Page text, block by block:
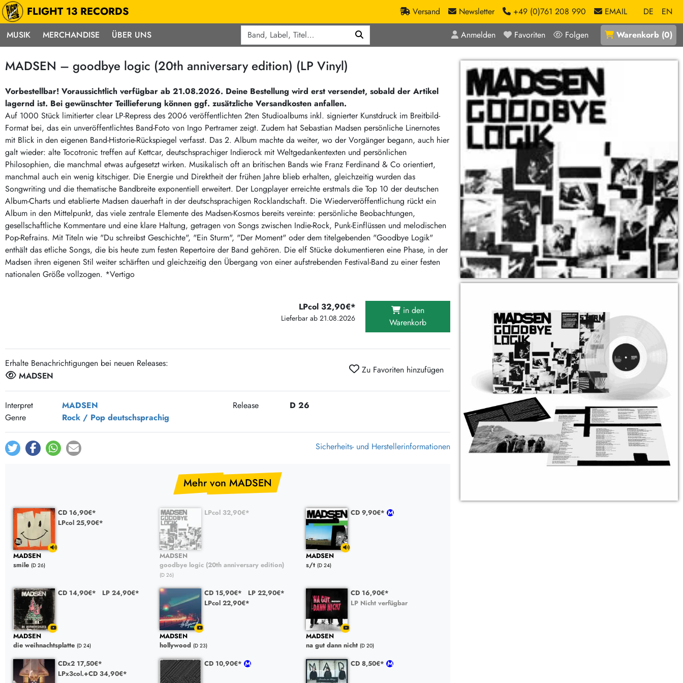
FLIGHT 13 RECORDS Versand Newsletter +49 (0)761 208 990 EMAIL DE
EN
MUSIK
Musik
Alle Neuheiten
Pre-Order
Highlights
Exklusiv & Limitiert
Neu auf Lager
Sonderangebote
Midprice
Mehr…
deutschsprachig
Soundtracks
LP Hüllen, Zubehör
Bücher, Fanzines etc.
Punk / HC
Hardcore
Emo
Postpunk / New Wave
Punkrock
60s / Garage
Beat / Surf
60s / Garage / R´n´R
Gitarre
Indierock / Psychedelic
Vintage-Rock / Metal
Post-Rock / Folk
Rock / Pop
Electronic
Neoklassik
Abstract / Ambient
Electronic Goods
Reggae/Ska
Soul / Exotica / Jazz
Ska
Hiphop
Reggae / Dub
Aktionen
Staatsakt-Aktion
Crazysane Günstiger
Fuzzorama günstiger
Tapete Records günstiger
Sunny Sunny Bastards Summer 26
Warner Rockerwochen
Universal Vinyl Günstig
International Anthem Sommer 2026
BMG Aktion
Music on Vinyl-Aktion
375 Aktion Vinyl Q3 2026
Clouds Hill & Broken Silence-Sommer-Aktion
RSD 2026
Epitaph Vinyl Günstiger
Unter Schafen-Vinyl günstig
MERCHANDISE ÜBER UNS Anmelden Favoriten Folgen Warenkorb (0)
MADSEN – goodbye logic (20th anniversary edition) (LP Vinyl)
Vorbestellbar! Voraussichtlich verfügbar ab 21.08.2026. Deine Bestellung wird erst versendet, sobald der Artikel
lagernd ist. Bei gewünschter Teillieferung können ggf. zusätzliche Versandkosten anfallen.
Auf 1000 Stück limitierter clear LP-Repress des 2006 veröffentlichten 2ten Studioalbums inkl. signierter Kunstdruck im Breitbild-
Format bei, das ein unveröffentlichtes Band-Foto von Ingo Pertramer zeigt. Zudem hat Sebastian Madsen persönliche Linernotes
mit Blick in den eigenen Band-Historie-Rückspiegel verfasst. Das 2. Album machte da weiter, wo der Vorgänger begann, auch hier
galt wieder: alte Tocotronic treffen auf Kettcar, deutschsprachiger Indierock mit Weltgedankentexten und persönlichen
Philosophien, die manchmal etwas aufgesetzt wirken. Musikalisch oft an britischen Bands wie Franz Ferdinand & Co orientiert,
manchmal auch ein wenig kitschiger. Die Energie und Direktheit der frühen Jahre blieb erhalten, gleichzeitig wurden das
Songwriting und die thematische Bandbreite exponentiell erweitert. Der Longplayer erreichte erstmals die Top 10 der deutschen
Album-Charts und etablierte Madsen dauerhaft in der deutschsprachigen Rocklandschaft. Die Wiederveröffentlichung rückt ein
Album in den Mittelpunkt, das viele zentrale Elemente des Madsen-Kosmos bereits vereinte: persönliche Beobachtungen,
gesellschaftliche Kommentare und eine klare Haltung, getragen von Songs zwischen Indie-Rock, Punk-Einflüssen und melodischen
Pop-Refrains. Mit Titeln wie "Du schreibst Geschichte", "Ein Sturm", "Der Moment" oder dem titelgebenden "Goodbye Logik"
enthält das etliche Songs, die bis heute zum festen Repertoire der Band gehören. Die elf Stücke dokumentieren eine Phase, in der
Madsen ihren eigenen Stil weiter schärften und gleichzeitig den Übergang von einer aufstrebenden Festival-Band zu einer festen
nationalen Größe vollzogen. *Vertigo
LPcol 32,90€*
Lieferbar ab 21.08.2026
in den
Warenkorb
Erhalte Benachrichtigungen bei neuen Releases:
MADSEN
Zu Favoriten hinzufügen
Interpret MADSEN Release
D 26
Genre
Rock / Pop deutschsprachig
Sicherheits- und Herstellerinformationen
Mehr von MADSEN
CD 16,90€*
LPcol 25,90€*
MADSEN
smile (D 26)
LPcol 32,90€*
MADSEN
goodbye logic (20th anniversary edition)
(D 26)
CD 9,90€*
MADSEN
s/t (D 24)
CD 14,90€* LP 24,90€*
MADSEN
die weihnachtsplatte (D 24)
CD 15,90€*
LP 22,90€*
LPcol 22,90€*
MADSEN
hollywood (D 23)
CD 16,90€*
LP Nicht verfügbar
MADSEN
na gut dann nicht (D 20)
CDx2 17,50€*
LPx3col.+CD 34,90€*
CD 10,90€* CD 8,50€*